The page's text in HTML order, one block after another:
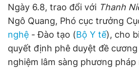
Thông tin tòa soạn Liên
Ngày 6.8, trao đổi với Thanh
Ngô Quang, Phó cục trưởng
nghệ - Đào tạo (Bộ Y tế), cho
quyết định phê duyệt đề
nghiệm lâm sàng phương pháp